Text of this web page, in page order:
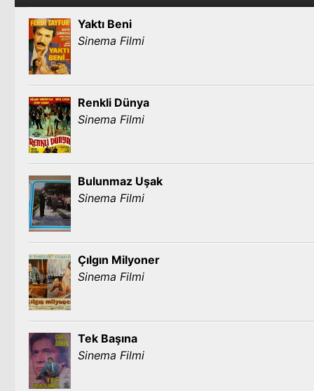
Yaktı Beni
Sinema Filmi
Renkli Dünya
Sinema Filmi
Bulunmaz Uşak
Sinema Filmi
Çılgın Milyoner
Sinema Filmi
Tek Başına
Sinema Filmi